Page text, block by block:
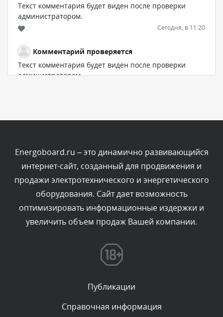
Текст комментария будет виден после проверки
администратором.
Сегодня, в 11:20
Комментарий проверяется
Текст комментария будет виден после проверки
администратором.
Комментарий проверяется
Текст комментария будет виден после проверки
администратором.
Сегодня, в 06:42
Комментарий проверяется
Текст комментария будет виден после проверки
Комментарий проверяется
Текст комментария будет виден после проверки
администратором.
Energoboard.ru – это динамично развивающийся
интернет-сайт, созданный для продвижения и
продажи электротехнического и энергетического
оборудования. Сайт дает возможность
оптимизировать информационные издержки и
увеличить объем продаж Вашей компании.
Публикации
Справочная информация